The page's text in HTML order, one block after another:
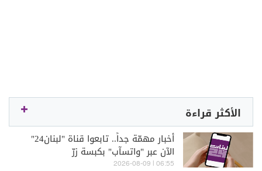
الأكثر قراءة
أخبار مهمّة جداً.. تابعوا قناة "لبنان24"
الآن عبر "واتسآب" بكبسة زرّ
06:55 | 2026-08-09